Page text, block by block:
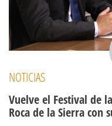
NOTICIAS
Vuelve el Festival de
Roca de la Sierra con